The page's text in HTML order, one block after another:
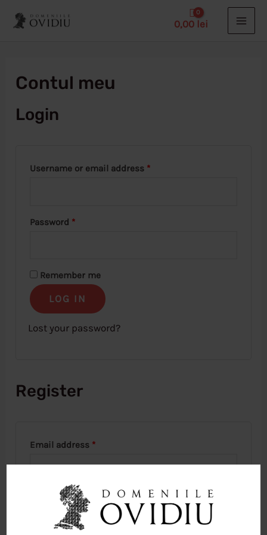
0,00 lei
Contul meu
Login
Username or email address *
Password *
Remember me
LOG IN
Lost your password?
Register
Email address *
A link to set a new password will be sent to
your email address.